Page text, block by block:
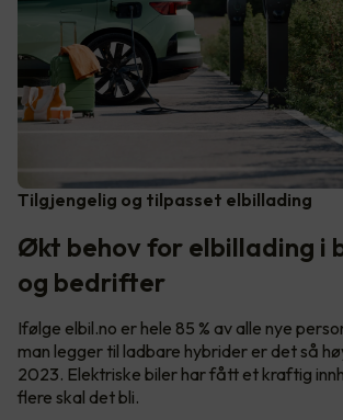
Tilgjengelig og tilpasset elbillading
Økt behov for elbillading i
og bedrifter
Ifølge elbil.no er hele 85 % av alle nye
man legger til ladbare hybrider er det så
2023. Elektriske biler har fått et kraftig
flere skal det bli.